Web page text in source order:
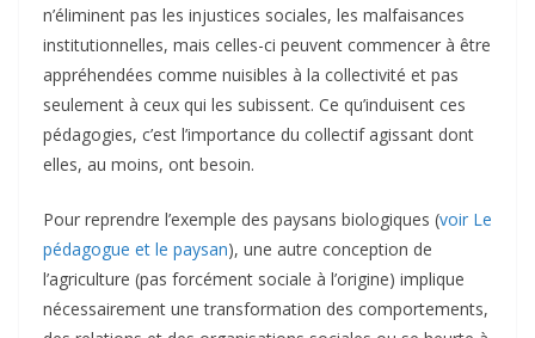
n’éliminent pas les injustices sociales, les malfaisances
institutionnelles, mais celles-ci peuvent commencer à être
appréhendées comme nuisibles à la collectivité et pas
seulement à ceux qui les subissent. Ce qu’induisent ces
pédagogies, c’est l’importance du collectif agissant dont
elles, au moins, ont besoin.
Pour reprendre l’exemple des paysans biologiques (voir Le
pédagogue et le paysan), une autre conception de
l’agriculture (pas forcément sociale à l’origine) implique
nécessairement une transformation des comportements,